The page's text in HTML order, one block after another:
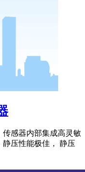
感器内部集成高灵敏
压性能极佳， 静压